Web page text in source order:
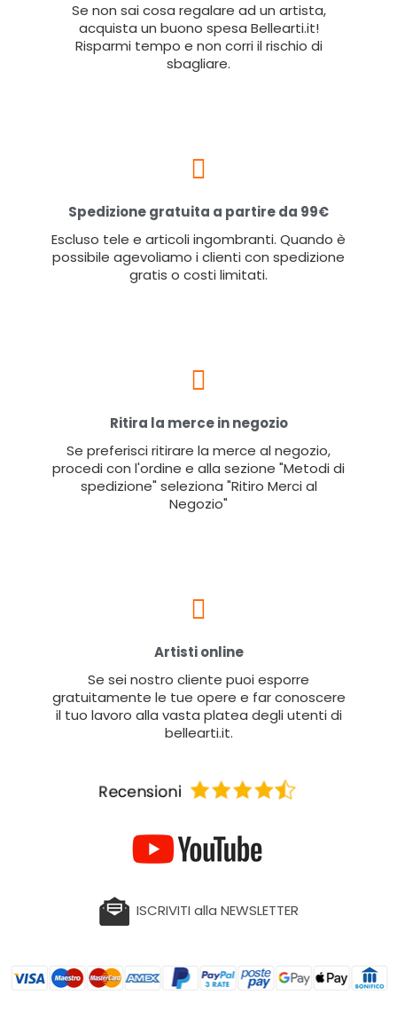
Se non sai cosa regalare ad un artista,
acquista un buono spesa Bellearti.it!
Risparmi tempo e non corri il rischio di
sbagliare.
Spedizione gratuita a partire da 99€
Escluso tele e articoli ingombranti. Quando è
possibile agevoliamo i clienti con spedizione
gratis o costi limitati.
Ritira la merce in negozio
Se preferisci ritirare la merce al negozio,
procedi con l'ordine e alla sezione "Metodi di
spedizione" seleziona "Ritiro Merci al
Negozio"
Artisti online
Se sei nostro cliente puoi esporre
gratuitamente le tue opere e far conoscere
il tuo lavoro alla vasta platea degli utenti di
bellearti.it.
ISCRIVITI alla NEWSLETTER